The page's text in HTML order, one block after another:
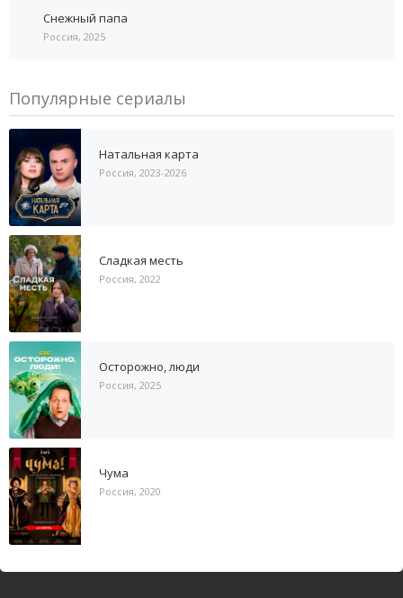
Снежный папа
Россия, 2025
Популярные сериалы
Натальная карта
Россия, 2023-2026
Сладкая месть
Россия, 2022
Осторожно, люди
Россия, 2025
Чума
Россия, 2020